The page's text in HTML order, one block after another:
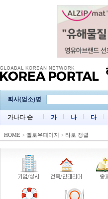
회사(업소)명
가나다 순 가 나 다
HOME > 옐로우페이지 > 타로 정렬